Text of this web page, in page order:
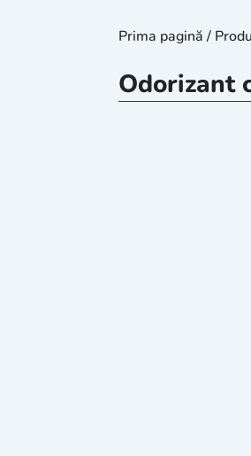
Prima pagină /
Odorizant